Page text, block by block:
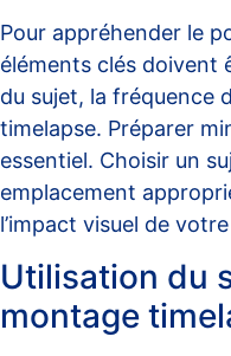
Pour appréhender le
éléments clés doivent
du sujet, la fréquence
timelapse. Préparer
essentiel. Choisir un
emplacement
l’impact visuel de
Utilisation du
montage